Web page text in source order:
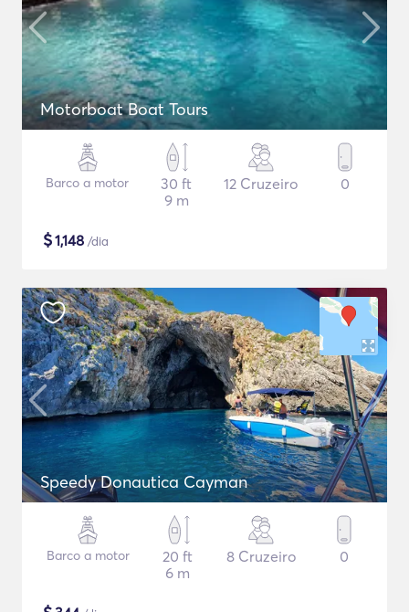
Motorboat Boat Tours
Barco a motor
30 ft
9 m
12 Cruzeiro 0
$1,148 /dia
Speedy Donautica Cayman
Barco a motor
20 ft
6 m
8 Cruzeiro 0